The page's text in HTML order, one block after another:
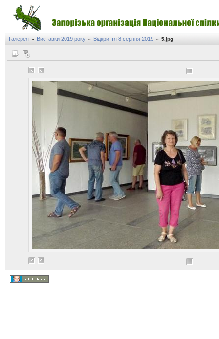
Галерея » Виставки 2019 року » Відкриття 8 серпня 2019 » 5.jpg